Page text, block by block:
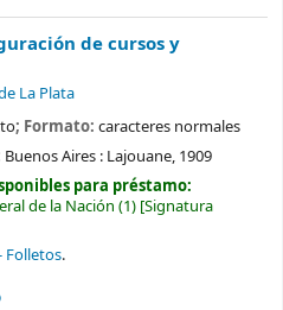
de cursos y
La Plata
; Formato:caracteres normales
Buenos Aires : Lajouane, 1909
para préstamo:
de la Nación (1) Signatura
Folletos.